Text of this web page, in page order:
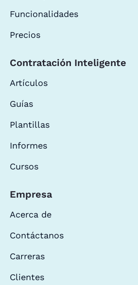
Funcionalidades
Precios
Contratación Inteligente
Artículos
Guías
Plantillas
Informes
Cursos
Empresa
Acerca de
Contáctanos
Carreras
Clientes